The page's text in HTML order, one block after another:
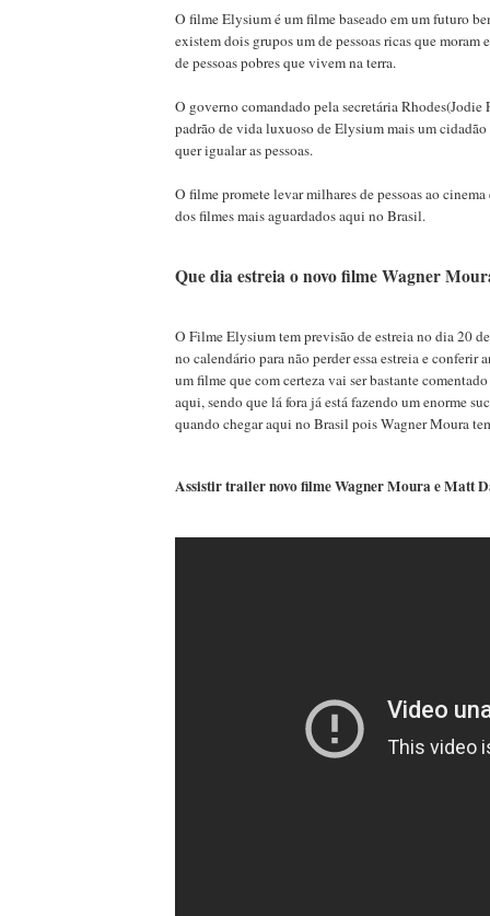
O filme Elysium é um filme baseado em um futuro
existem dois grupos um de pessoas ricas que
de pessoas pobres que vivem na terra.
O governo comandado pela secretária Rhodes(Jodie
padrão de vida luxuoso de Elysium mais um
quer igualar as pessoas.
O filme promete levar milhares de pessoas ao
dos filmes mais aguardados aqui no Brasil.
Que dia estreia o novo filme Wagner
O Filme Elysium tem previsão de estreia no dia 20
no calendário para não perder essa estreia e conferir
um filme que com certeza vai ser bastante
aqui, sendo que lá fora já está fazendo um enorme
quando chegar aqui no Brasil pois Wagner Moura
Assistir trailer novo filme Wagner Moura e Matt